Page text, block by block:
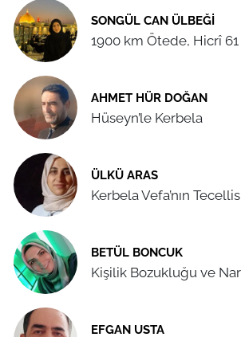
SONGÜL CAN ÜLBEĞI
1900 km Ötede, Hicrî 61
AHMET HÜR DOĞAN
Hüseyn’le Kerbela
ÜLKÜ ARAS
Kerbela Vefa’nın
BETÜL BONCUK
Kişilik Bozukluğu ve
EFGAN USTA